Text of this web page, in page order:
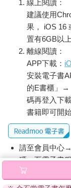
線上閱讀：
建議使用
果， iOS 16
置有6GB以
離線閱讀：
APP下載：
安裝電子書
的E書櫃」→
碼再登入下
書籍即可開
請至會員中心
碼』至電子書
退換貨須知：